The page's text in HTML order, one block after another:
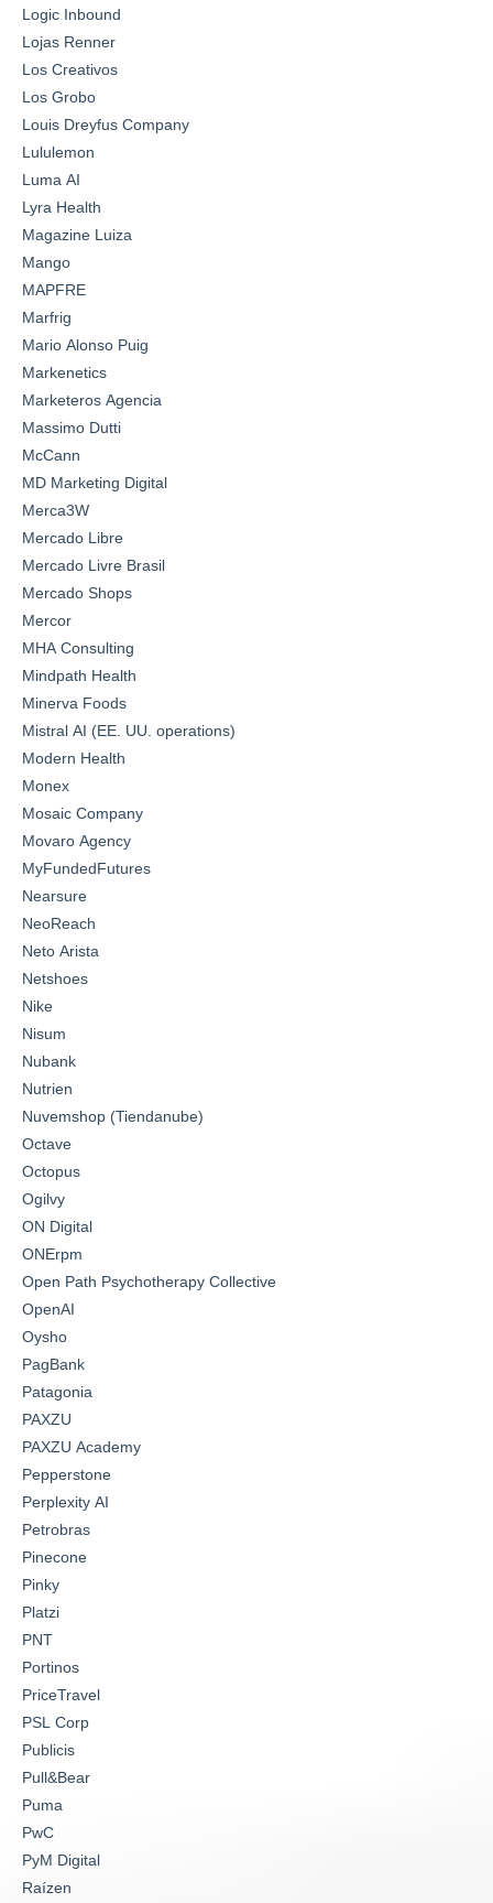
Logic Inbound
Lojas Renner
Los Creativos
Los Grobo
Louis Dreyfus Company
Lululemon
Luma AI
Lyra Health
Magazine Luiza
Mango
MAPFRE
Marfrig
Mario Alonso Puig
Markenetics
Marketeros Agencia
Massimo Dutti
McCann
MD Marketing Digital
Merca3W
Mercado Libre
Mercado Livre Brasil
Mercado Shops
Mercor
MHA Consulting
Mindpath Health
Minerva Foods
Mistral AI (EE. UU. operations)
Modern Health
Monex
Mosaic Company
Movaro Agency
MyFundedFutures
Nearsure
NeoReach
Neto Arista
Netshoes
Nike
Nisum
Nubank
Nutrien
Nuvemshop (Tiendanube)
Octave
Octopus
Ogilvy
ON Digital
ONErpm
Open Path Psychotherapy Collective
OpenAI
Oysho
PagBank
Patagonia
PAXZU
PAXZU Academy
Pepperstone
Perplexity AI
Petrobras
Pinecone
Pinky
Platzi
PNT
Portinos
PriceTravel
PSL Corp
Publicis
Pull&Bear
Puma
PwC
PyM Digital
Raízen